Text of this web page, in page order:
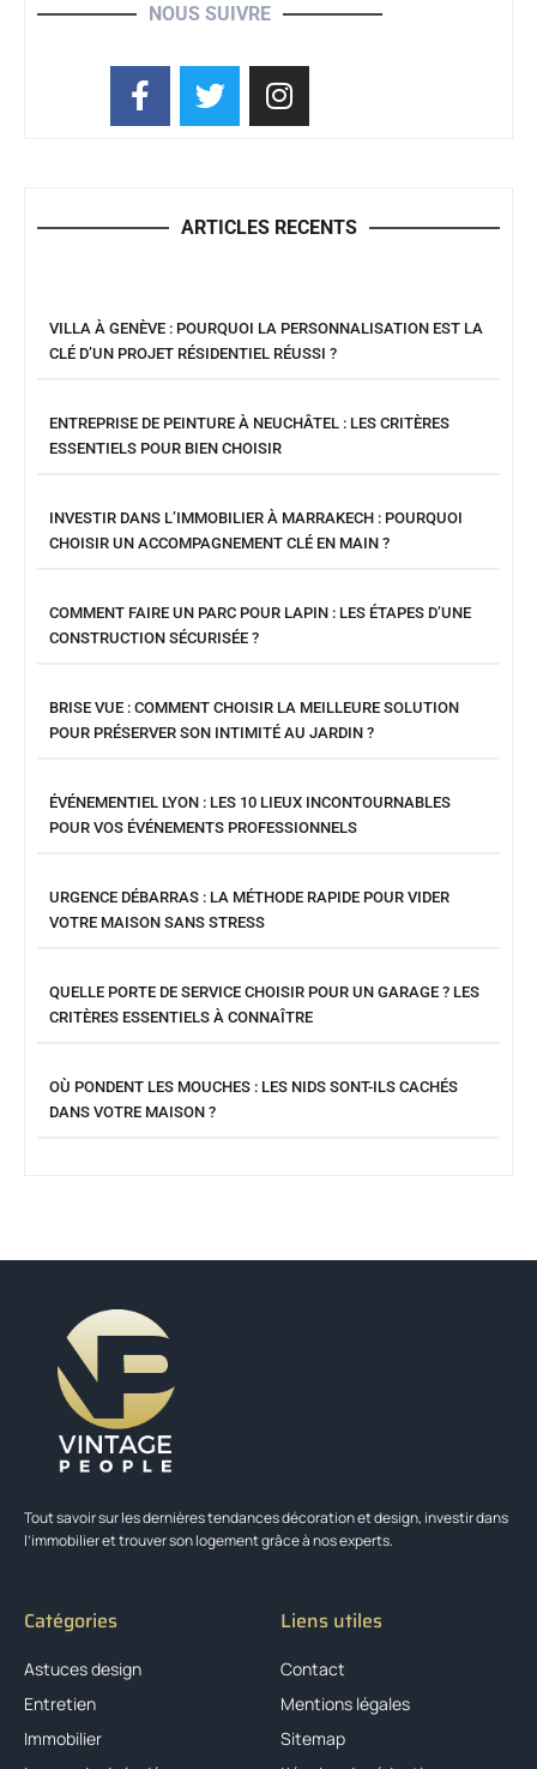
NOUS SUIVRE
ARTICLES RECENTS
VILLA À GENÈVE : POURQUOI LA PERSONNALISATION EST LA
CLÉ D’UN PROJET RÉSIDENTIEL RÉUSSI ?
ENTREPRISE DE PEINTURE À NEUCHÂTEL : LES CRITÈRES
ESSENTIELS POUR BIEN CHOISIR
INVESTIR DANS L’IMMOBILIER À MARRAKECH : POURQUOI
CHOISIR UN ACCOMPAGNEMENT CLÉ EN MAIN ?
COMMENT FAIRE UN PARC POUR LAPIN : LES ÉTAPES D’UNE
CONSTRUCTION SÉCURISÉE ?
BRISE VUE : COMMENT CHOISIR LA MEILLEURE SOLUTION
POUR PRÉSERVER SON INTIMITÉ AU JARDIN ?
ÉVÉNEMENTIEL LYON : LES 10 LIEUX INCONTOURNABLES
POUR VOS ÉVÉNEMENTS PROFESSIONNELS
URGENCE DÉBARRAS : LA MÉTHODE RAPIDE POUR VIDER
VOTRE MAISON SANS STRESS
QUELLE PORTE DE SERVICE CHOISIR POUR UN GARAGE ? LES
CRITÈRES ESSENTIELS À CONNAÎTRE
OÙ PONDENT LES MOUCHES : LES NIDS SONT-ILS CACHÉS
DANS VOTRE MAISON ?
Tout savoir sur les dernières tendances décoration et design, investir dans
l’immobilier et trouver son logement grâce à nos experts.
Catégories
Astuces design
Entretien
Immobilier
Liens utiles
Contact
Mentions légales
Sitemap